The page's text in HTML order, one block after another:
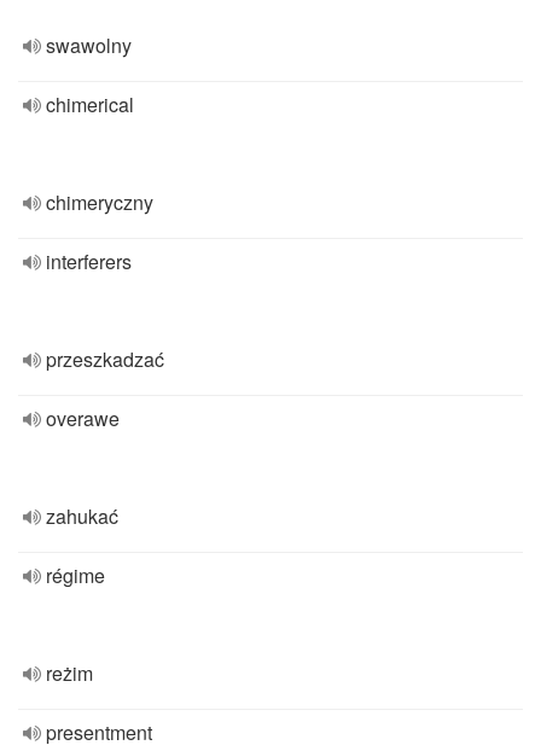
swawolny
chimerical
chimeryczny
interferers
przeszkadzać
overawe
zahukać
régime
reżim
presentment